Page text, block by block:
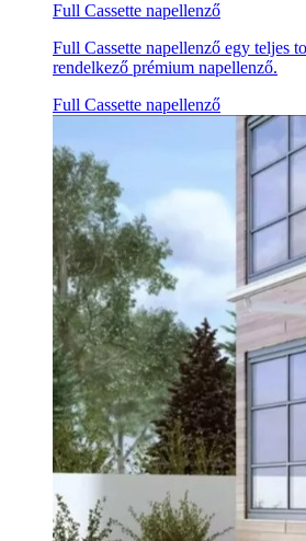
Full Cassette napellenző
Full Cassette napellenző egy teljes
rendelkező prémium napellenző.
Full Cassette napellenző